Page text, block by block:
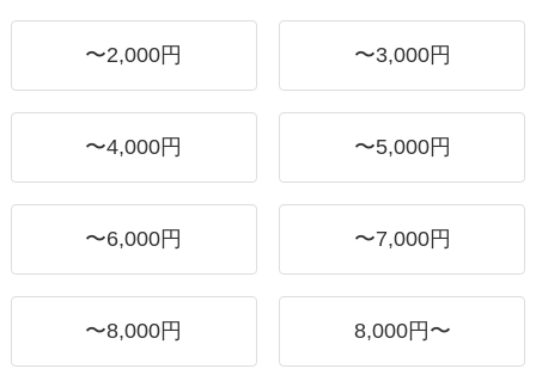
〜2,000円 〜3,000円
〜4,000円 〜5,000円
〜6,000円 〜7,000円
〜8,000円 8,000円〜